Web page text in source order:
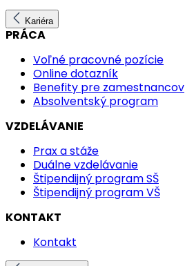
Kariéra
PRÁCA
Voľné pracovné pozície
Online dotazník
Benefity pre zamestnancov
Absolventský program
VZDELÁVANIE
Prax a stáže
Duálne vzdelávanie
Štipendijný program SŠ
Štipendijný program VŠ
KONTAKT
Kontakt